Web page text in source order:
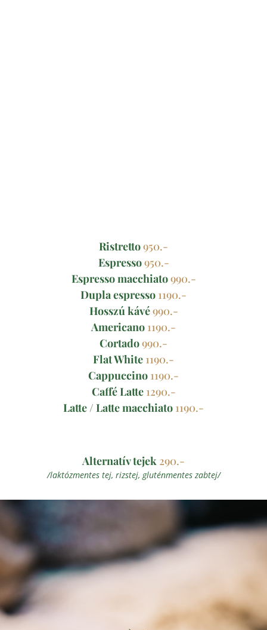
Ristretto950.-
Espresso950.-
Espresso macchiato990.-
Dupla espresso 1190.-
Hosszú kávé990.-
Americano 1190.-
Cortado990.-
Flat White 1190.-
Cappuccino 1190.-
Caffé Latte 1290.-
Latte / Latte macchiato 1190.-
Alternatív tejek 290.-
/laktózmentes tej, rizstej, gluténmentes zabtej/